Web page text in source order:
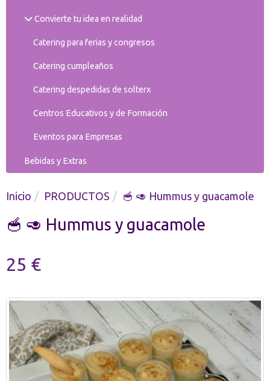
Convierte tu idea en realidad
Catering para ferias y congresos
Catering cumpleaños
Catering despedidas de solterx
Centros Educativos y de Formación
Eventos para Empresas
Bebidas y Extras
Inicio PRODUCTOS 🥣 🥑 Hummus y guacamole
🥣 🥑 Hummus y guacamole
25 €